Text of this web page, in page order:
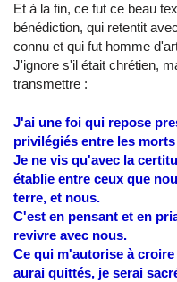
Et à la fin, ce fut ce beau
bénédiction, qui retentit
connu et qui fut homme
J'ignore s'il était chrétien,
transmettre :
J'ai une foi qui repose
privilégiés entre les
Je ne vis qu'avec la
établie entre ceux que
terre, et nous.
C'est en pensant et en
revivre avec nous.
Ce qui m'autorise à
aurai quittés, je serai